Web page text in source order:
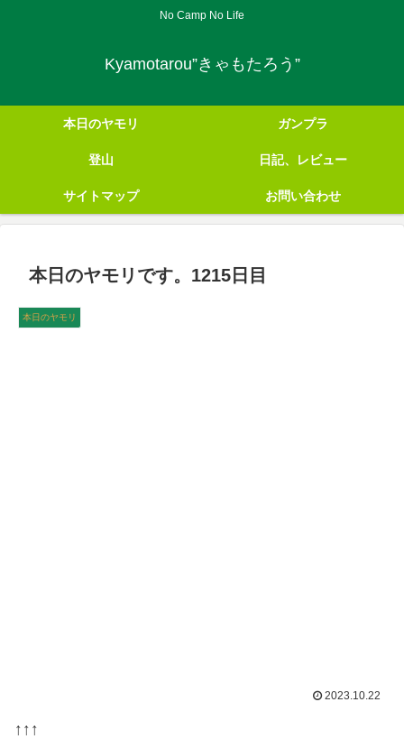
No Camp No Life
Kyamotarou”きゃもたろう”
本日のヤモリ ガンプラ
登山 日記、レビュー
サイトマップ お問い合わせ
本日のヤモリです。1215日目
本日のヤモリ
2023.10.22
↑↑↑